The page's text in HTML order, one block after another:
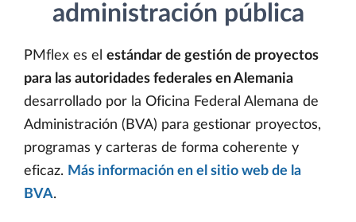
administración pública
PMflex es el estándar de gestión de proyectos
para las autoridades federales en Alemania
desarrollado por la Oficina Federal Alemana de
Administración (BVA) para gestionar proyectos,
programas y carteras de forma coherente y
eficaz. Más información en el sitio web de la
BVA.